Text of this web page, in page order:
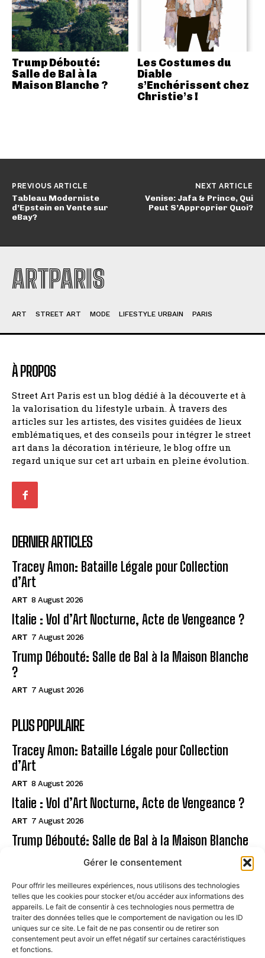
Gérer le consentement
Pour offrir les meilleures expériences, nous utilisons des technologies
telles que les cookies pour stocker et/ou accéder aux informations des
appareils. Le fait de consentir à ces technologies nous permettra de
traiter des données telles que le comportement de navigation ou les ID
uniques sur ce site. Le fait de ne pas consentir ou de retirer son
consentement peut avoir un effet négatif sur certaines caractéristiques
et fonctions.
Trump Débouté:
Salle de Bal à la
Maison Blanche ?
Les Costumes du
Diable
s’Enchérissent chez
Christie’s !
PREVIOUS ARTICLE
Tableau Moderniste
d’Epstein en Vente sur
eBay?
NEXT ARTICLE
Venise: Jafa & Prince, Qui
Peut S’Approprier Quoi?
ARTPARIS
ART STREET ART MODE LIFESTYLE URBAIN PARIS
À PROPOS
Street Art Paris est un blog dédié à la découverte et à
la valorisation du lifestyle urbain. À travers des
articles sur les artistes, des visites guidées de lieux
emblématiques, et des conseils pour intégrer le street
art dans la décoration intérieure, le blog offre un
regard unique sur cet art urbain en pleine évolution.
DERNIER ARTICLES
Tracey Amon: Bataille Légale pour Collection
d’Art
ART 8 August 2026
Italie : Vol d’Art Nocturne, Acte de Vengeance ?
ART 7 August 2026
Trump Débouté: Salle de Bal à la Maison Blanche
?
ART 7 August 2026
PLUS POPULAIRE
Tracey Amon: Bataille Légale pour Collection
d’Art
ART 8 August 2026
Italie : Vol d’Art Nocturne, Acte de Vengeance ?
ART 7 August 2026
Trump Débouté: Salle de Bal à la Maison Blanche
Page
CONTACT
MENTIONS LÉGALES